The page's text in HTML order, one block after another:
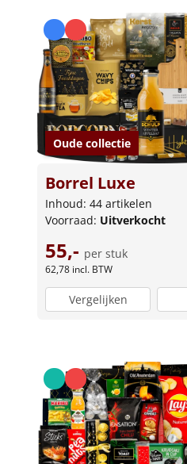
Oude collectie
Borrel Luxe
Inhoud: 44 artikelen
Voorraad: Uitverkocht
55,- per stuk
62,78 incl. BTW
Vergelijken